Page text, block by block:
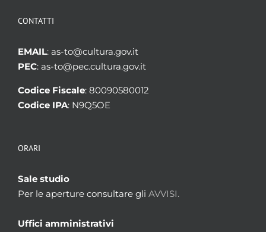
CONTATTI
EMAIL: as-to@cultura.gov.it
PEC: as-to@pec.cultura.gov.it
Codice Fiscale: 80090580012
Codice IPA: N9Q5OE
ORARI
Sale studio
Per le aperture consultare gli AVVISI.
Uffici amministrativi